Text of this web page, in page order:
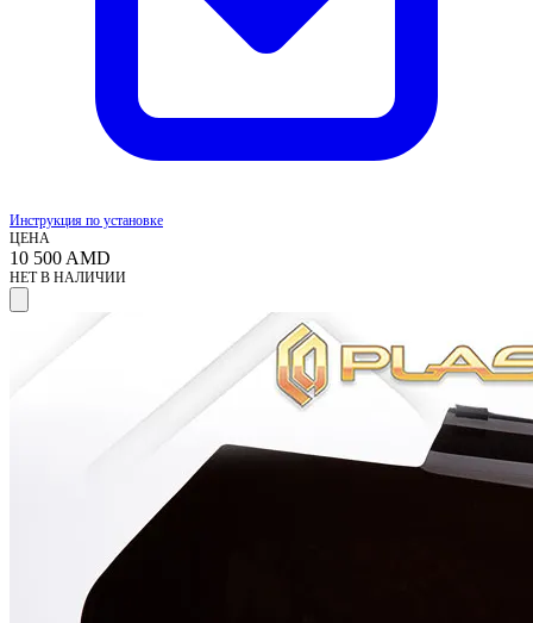
Инструкция по установке
ЦЕНА
10 500 AMD
НЕТ В НАЛИЧИИ